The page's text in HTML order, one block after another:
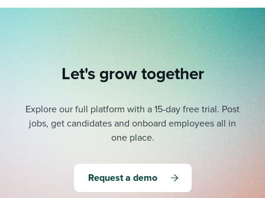
Let's grow together
Explore our full platform with a 15-day free trial. Post
jobs, get candidates and onboard employees all in
one place.
Request a demo